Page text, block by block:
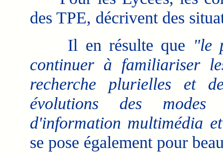
des TPE, décrivent des
Il en résulte que "le
continuer à familiariser
recherche plurielles et
évolutions des modes
d'information multimédia
se pose également pour